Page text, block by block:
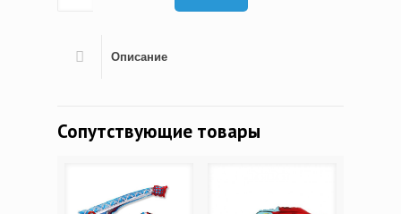
Описание
Сопутствующие товары